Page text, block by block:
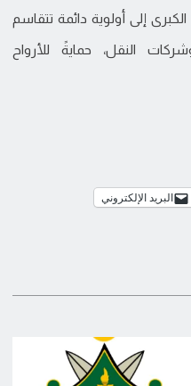
إلى أولوية دائمة تتقاسم
النقل، حمايةً للأرواح
البريد الإلكتروني